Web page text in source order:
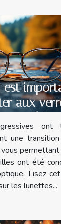
est
aux
?
ont
une
ont été
Lisez
les lunettes...